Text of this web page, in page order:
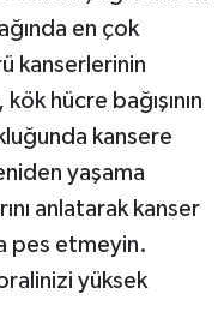
en çok
kanserlerinin
hücre bağışının
kansere
yaşama
anlatarak kanser
pes etmeyin.
yüksek